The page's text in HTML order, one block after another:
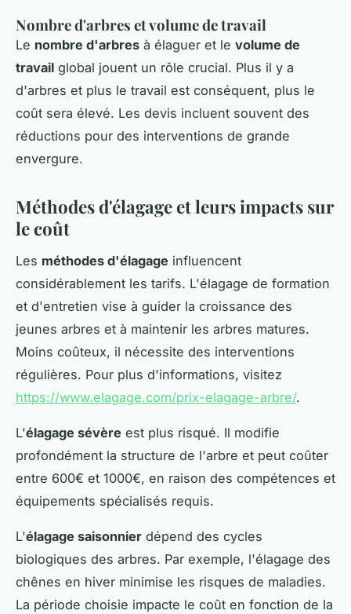
Nombre d'arbres et volume de travail
Le nombre d'arbres à élaguer et le volume de
travail global jouent un rôle crucial. Plus il y a
d'arbres et plus le travail est conséquent, plus le
coût sera élevé. Les devis incluent souvent des
réductions pour des interventions de grande
envergure.
Méthodes d'élagage et leurs impacts sur
le coût
Les méthodes d'élagage influencent
considérablement les tarifs. L'élagage de formation
et d'entretien vise à guider la croissance des
jeunes arbres et à maintenir les arbres matures.
Moins coûteux, il nécessite des interventions
régulières. Pour plus d'informations, visitez
https://www.elagage.com/prix-elagage-arbre/.
L'élagage sévère est plus risqué. Il modifie
profondément la structure de l'arbre et peut coûter
entre 600€ et 1000€, en raison des compétences et
équipements spécialisés requis.
L'élagage saisonnier dépend des cycles
biologiques des arbres. Par exemple, l'élagage des
chênes en hiver minimise les risques de maladies.
La période choisie impacte le coût en fonction de la